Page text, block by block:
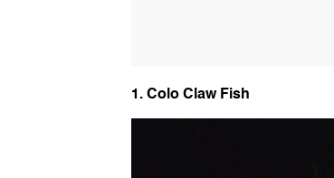
1. Colo Claw Fish